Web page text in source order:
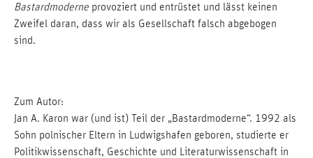
Bastardmoderne provoziert und entrüstet und lässt keinen
Zweifel daran, dass wir als Gesellschaft falsch abgebogen
sind.
Zum Autor:
Jan A. Karon war (und ist) Teil der „Bastardmoderne“. 1992 als
Sohn polnischer Eltern in Ludwigshafen geboren, studierte er
Politikwissenschaft, Geschichte und Literaturwissenschaft in